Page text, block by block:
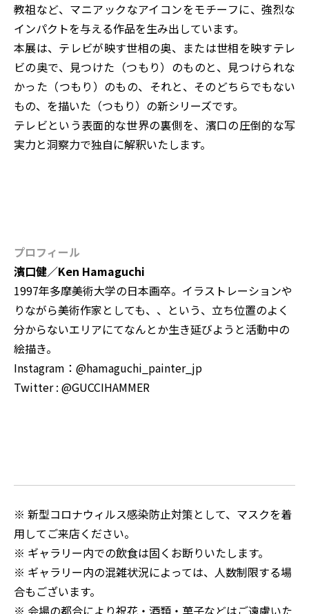
教祖など、マニアックなアイコンをモチーフに、強烈な
インパクトを与える作品を生み出しています。
本展は、テレビが映す世相の奥、または世相を映すテレ
ビの奥で、見つけた（つもり）のものと、見つけられな
かった（つもり）のもの、それと、そのどちらでもない
もの、を描いた（つもり）の新シリーズです。
テレビという表面的な世界の裏側を、濱口の圧倒的な写
実力と洞察力で独自に解釈いたします。
プロフィール
濱口健／Ken Hamaguchi
1997年多摩美術大学の日本画卒。イラストレーションや
りながら美術作家としても、、という、立ち位置のよく
分からないエリアにてなんとか生き延びようと活動中の
絵描き。
Instagram： @hamaguchi_painter_jp
Twitter : @GUCCIHAMMER
※ 新型コロナウィルス感染防止対策として、マスクを着
用してご来店ください。
※ ギャラリー内での飲食は固くお断りいたします。
※ ギャラリー内の混雑状況によっては、人数制限する場
合もございます。